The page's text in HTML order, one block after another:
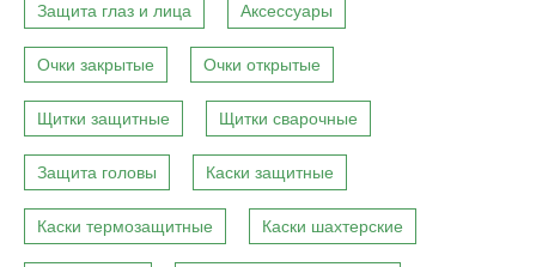
Защита глаз и лица Аксессуары
Очки закрытые Очки открытые
Щитки защитные Щитки сварочные
Защита головы Каски защитные
Каски термозащитные Каски шахтерские